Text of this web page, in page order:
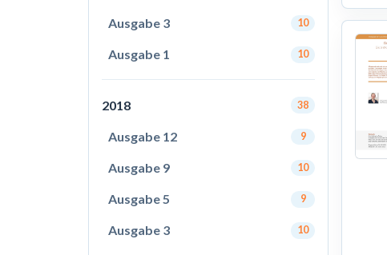
Ausgabe 3 10
Ausgabe 1 10
2018 38
Ausgabe 12 9
Ausgabe 9 10
Ausgabe 5 9
Ausgabe 3 10